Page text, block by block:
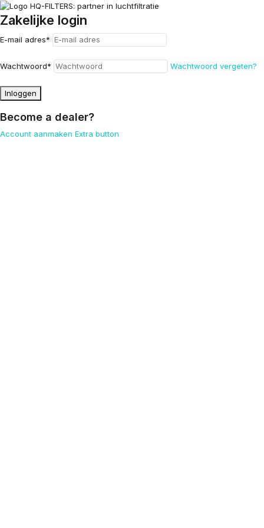
Zakelijke login
E-mail adres*
Wachtwoord* Wachtwoord vergeten?
Inloggen
Become a dealer?
Account aanmaken Extra button